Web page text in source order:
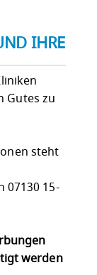
IHRE
Gutes zu
steht
07130 15-
werden